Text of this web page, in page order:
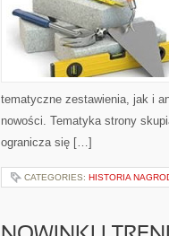
tematyczne zestawienia, jak i
nowości. Tematyka strony
ogranicza się […]
CATEGORIES: HISTORIA